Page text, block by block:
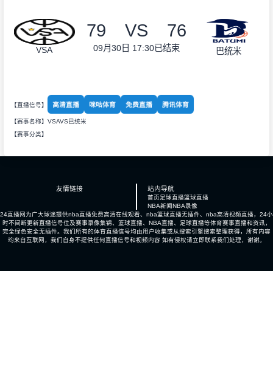
VSA
79 VS 76
09月30日 17:30已结束 巴统米
【直播信号】 高清直播 咪咕体育 免费直播 腾讯体育
【赛事名称】VSAVS巴统米
【赛事分类】
友情链接 站内导航
首页足球直播篮球直播
NBA新闻NBA录像
24直播网为广大球迷提供nba直播免费高清在线观看、nba篮球直播无插件、nba高清视频直播，24小
时不间断更新直播信号位及赛事录像集锦、篮球直播、NBA直播、足球直播等体育赛事直播和资讯，
完全绿色安全无插件。我们所有的体育直播信号均由用户收集或从搜索引擎搜索整理获得，所有内容
均来自互联网，我们自身不提供任何直播信号和视频内容 如有侵权请立即联系我们处理，谢谢。